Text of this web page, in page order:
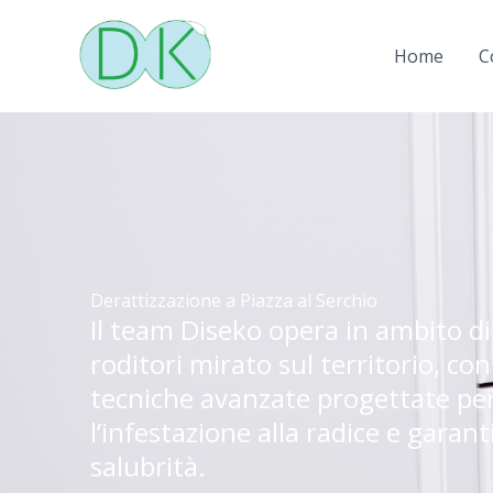
contenuto
Home
Derattizzazione a Piazza al Serchio
Il team Diseko opera in ambito
roditori mirato sul territorio,
tecniche avanzate progettate
l’infestazione alla radice e
salubrità.